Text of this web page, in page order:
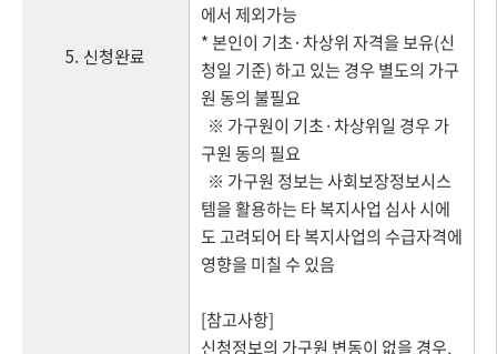
5. 신청완료
에서 제외가능
* 본인이 기초·차상위 자격을 보유(신
청일 기준) 하고 있는 경우 별도의 가구
원 동의 불필요
※ 가구원이 기초·차상위일 경우 가
구원 동의 필요
※ 가구원 정보는 사회보장정보시스
템을 활용하는 타 복지사업 심사 시에
도 고려되어 타 복지사업의 수급자격에
영향을 미칠 수 있음
[참고사항]
신청정보의 가구원 변동이 없을 경우,